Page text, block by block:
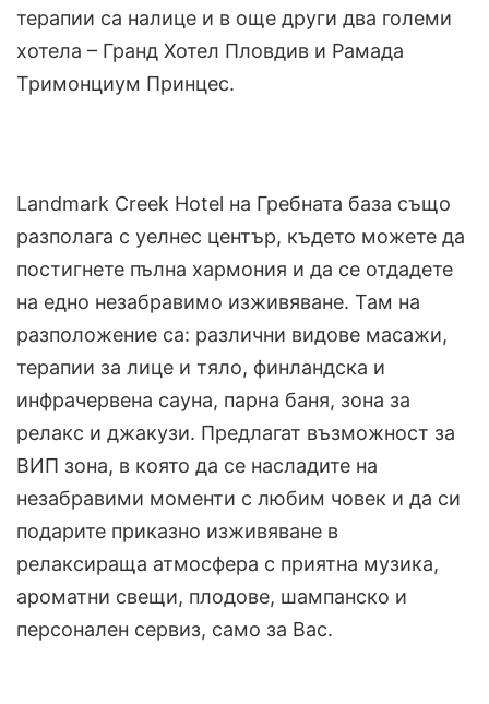
терапии са налице и в още други два големи
хотела – Гранд Хотел Пловдив и Рамада
Тримонциум Принцес.
Landmark Creek Hotel на Гребната база също
разполага с уелнес център, където можете да
постигнете пълна хармония и да се отдадете
на едно незабравимо изживяване. Там на
разположение са: различни видове масажи,
терапии за лице и тяло, финландска и
инфрачервена сауна, парна баня, зона за
релакс и джакузи. Предлагат възможност за
ВИП зона, в която да се насладите на
незабравими моменти с любим човек и да си
подарите приказно изживяване в
релаксираща атмосфера с приятна музика,
ароматни свещи, плодове, шампанско и
персонален сервиз, само за Вас.